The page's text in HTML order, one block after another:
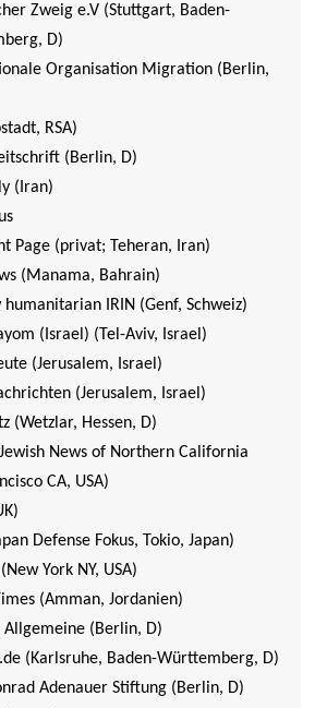
Zweig e.V (Stuttgart, Baden-
D)
Organisation Migration (Berlin,
RSA)
(Berlin, D)
(Iran)
Page (privat; Teheran, Iran)
(Manama, Bahrain)
humanitarian IRIN (Genf, Schweiz)
(Israel) (Tel-Aviv, Israel)
(Jerusalem, Israel)
(Jerusalem, Israel)
(Wetzlar, Hessen, D)
News of Northern California
CA, USA)
Defense Fokus, Tokio, Japan)
York NY, USA)
(Amman, Jordanien)
Allgemeine (Berlin, D)
(Karlsruhe, Baden-Württemberg, D)
Adenauer Stiftung (Berlin, D)